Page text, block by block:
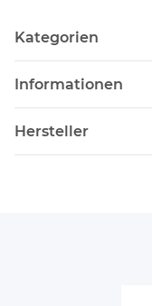
Kategorien
Informationen
Hersteller